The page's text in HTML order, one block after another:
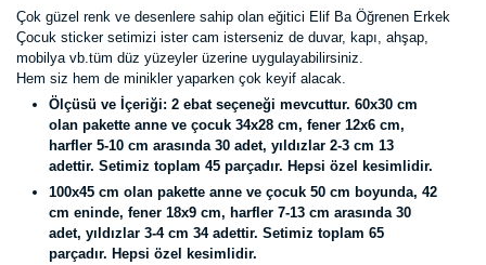
Çok güzel renk ve desenlere sahip olan eğitici Elif Ba Öğrenen Erkek
Çocuk sticker setimizi ister cam isterseniz de duvar, kapı, ahşap,
mobilya vb.tüm düz yüzeyler üzerine uygulayabilirsiniz.
Hem siz hem de minikler yaparken çok keyif alacak.
Ölçüsü ve İçeriği: 2 ebat seçeneği mevcuttur. 60x30 cm
olan pakette anne ve çocuk 34x28 cm, fener 12x6 cm,
harfler 5-10 cm arasında 30 adet, yıldızlar 2-3 cm 13
adettir. Setimiz toplam 45 parçadır. Hepsi özel kesimlidir.
100x45 cm olan pakette anne ve çocuk 50 cm boyunda, 42
cm eninde, fener 18x9 cm, harfler 7-13 cm arasında 30
adet, yıldızlar 3-4 cm 34 adettir. Setimiz toplam 65
parçadır. Hepsi özel kesimlidir.